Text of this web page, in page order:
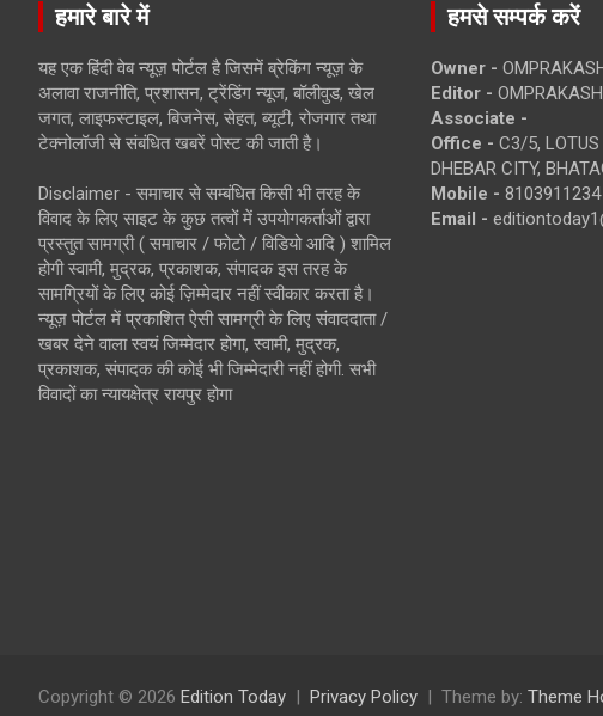
हमारे बारे में
यह एक हिंदी वेब न्यूज़ पोर्टल है जिसमें ब्रेकिंग न्यूज़ के
अलावा राजनीति, प्रशासन, ट्रेंडिंग न्यूज, बॉलीवुड, खेल
जगत, लाइफस्टाइल, बिजनेस, सेहत, ब्यूटी, रोजगार तथा
टेक्नोलॉजी से संबंधित खबरें पोस्ट की जाती है।
Disclaimer - समाचार से सम्बंधित किसी भी तरह के
विवाद के लिए साइट के कुछ तत्वों में उपयोगकर्ताओं द्वारा
प्रस्तुत सामग्री ( समाचार / फोटो / विडियो आदि ) शामिल
होगी स्वामी, मुद्रक, प्रकाशक, संपादक इस तरह के
सामग्रियों के लिए कोई ज़िम्मेदार नहीं स्वीकार करता है।
न्यूज़ पोर्टल में प्रकाशित ऐसी सामग्री के लिए संवाददाता /
खबर देने वाला स्वयं जिम्मेदार होगा, स्वामी, मुद्रक,
प्रकाशक, संपादक की कोई भी जिम्मेदारी नहीं होगी. सभी
विवादों का न्यायक्षेत्र रायपुर होगा
हमसे सम्पर्क करें
Owner -
Editor -
Associate -
Office - C3/5, LOTUS
DHEBAR CITY,
Mobile - 8103911234
Email -
Copyright © 2026 Edition Today Privacy Policy Theme by: Theme